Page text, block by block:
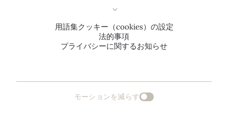
用語集クッキー（cookies）の設定
法的事項
プライバシーに関するお知らせ
モーションを減らす